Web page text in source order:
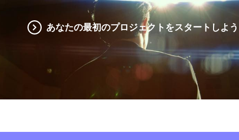
あなたの最初のプロジェクトをスタートしよう